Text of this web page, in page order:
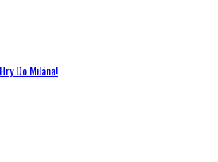
Do Milána!